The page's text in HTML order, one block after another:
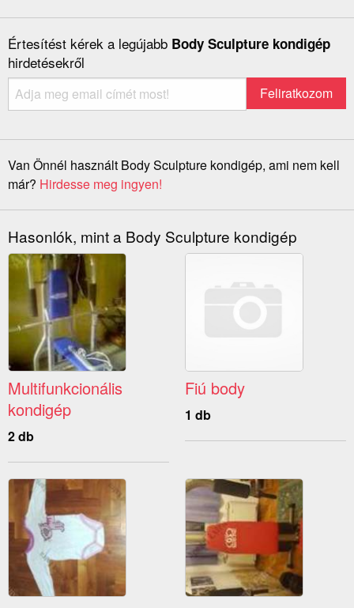
Értesítést kérek a legújabb Body Sculpture kondigép
hirdetésekről
Van Önnél használt Body Sculpture kondigép, ami nem kell
már? Hirdesse meg ingyen!
Hasonlók, mint a Body Sculpture kondigép
Multifunkcionális
kondigép
2 db
Fiú body
1 db